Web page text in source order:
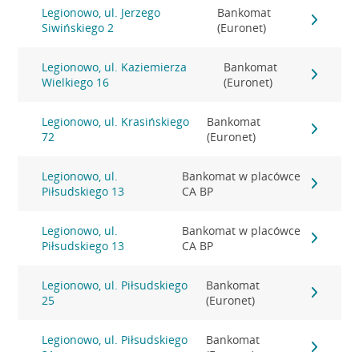
Legionowo, ul. Jerzego
Siwińskiego 2
Bankomat
(Euronet)
Legionowo, ul. Kaziemierza
Wielkiego 16
Bankomat
(Euronet)
Legionowo, ul. Krasińskiego
72
Bankomat
(Euronet)
Legionowo, ul.
Piłsudskiego 13
Bankomat w placówce
CA BP
Legionowo, ul.
Piłsudskiego 13
Bankomat w placówce
CA BP
Legionowo, ul. Piłsudskiego
25
Bankomat
(Euronet)
Legionowo, ul. Piłsudskiego
Bankomat